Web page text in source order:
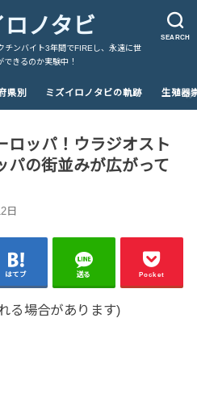
SEARCH
ロノタビ
チンバイト3年間でFIREし、永遠に世
できるのか実験中！
県別 ミズイロノタビの軌跡 生殖器
ロッパ！ウラジオスト
パの街並みが広がって
日
はてブ 送る Pocket
る場合があります)